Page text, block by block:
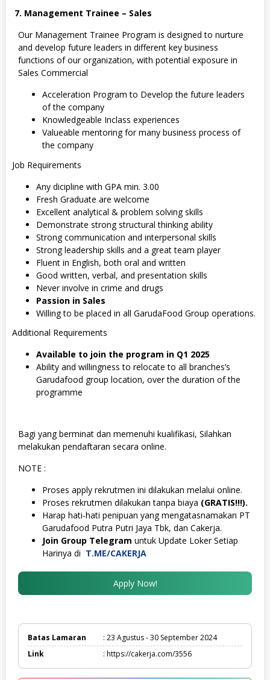
7. Management Trainee – Sales
Our Management Trainee Program is designed to nurture
and develop future leaders in different key business
functions of our organization, with potential exposure in
Sales Commercial
Acceleration Program to Develop the future leaders
of the company
Knowledgeable Inclass experiences
Valueable mentoring for many business process of
the company
Job Requirements
Any dicipline with GPA min. 3.00
Fresh Graduate are welcome
Excellent analytical & problem solving skills
Demonstrate strong structural thinking ability
Strong communication and interpersonal skills
Strong leadership skills and a great team player
Fluent in English, both oral and written
Good written, verbal, and presentation skills
Never involve in crime and drugs
Passion in Sales
Willing to be placed in all GarudaFood Group operations.
Additional Requirements
Available to join the program in Q1 2025
Ability and willingness to relocate to all branches’s
Garudafood group location, over the duration of the
programme
Bagi yang berminat dan memenuhi kualifikasi, Silahkan
melakukan pendaftaran secara online.
NOTE :
Proses apply rekrutmen ini dilakukan melalui online.
Proses rekrutmen dilakukan tanpa biaya (GRATIS!!!).
Harap hati-hati penipuan yang mengatasnamakan PT
Garudafood Putra Putri Jaya Tbk, dan Cakerja.
Join Group Telegram untuk Update Loker Setiap
Harinya di T.ME/CAKERJA
Apply Now!
Batas Lamaran
: 23 Agustus - 30 September 2024
Link
: https://cakerja.com/3556